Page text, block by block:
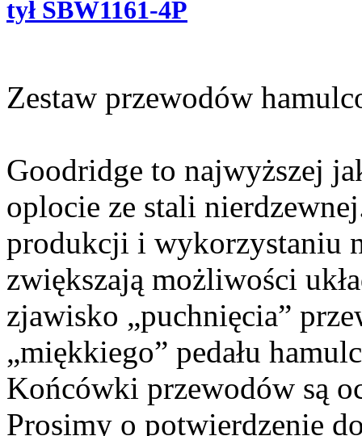
tył SBW1161-4P
Zestaw przewodów
Goodridge to najwyższej
oplocie ze stali
produkcji i wykorzystaniu
zwiększają możliwości
zjawisko „puchnięcia”
„miękkiego” pedału
Końcówki przewodów są
Prosimy o potwierdzenie